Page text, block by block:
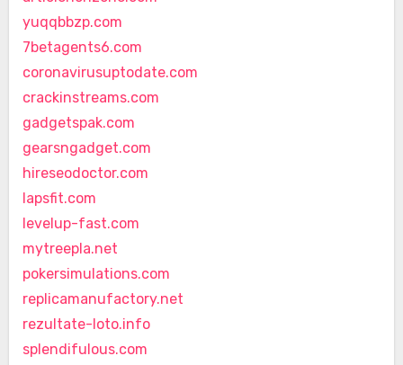
yuqqbbzp.com
7betagents6.com
coronavirusuptodate.com
crackinstreams.com
gadgetspak.com
gearsngadget.com
hireseodoctor.com
lapsfit.com
levelup-fast.com
mytreepla.net
pokersimulations.com
replicamanufactory.net
rezultate-loto.info
splendifulous.com